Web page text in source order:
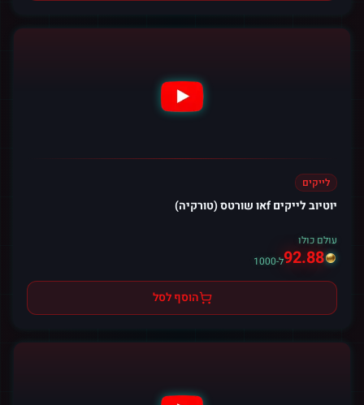
לייקים
יוטיוב לייקים fאו שורטס (טורקיה)
עולם כולו
92.88ל-1000
הוסף לסל